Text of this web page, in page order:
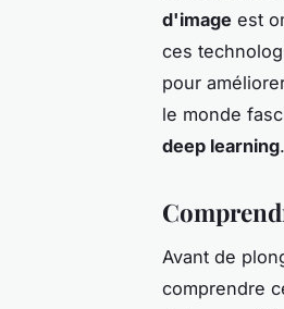
d'image est
ces
pour
le monde
deep learning.
Avant de
comprendre